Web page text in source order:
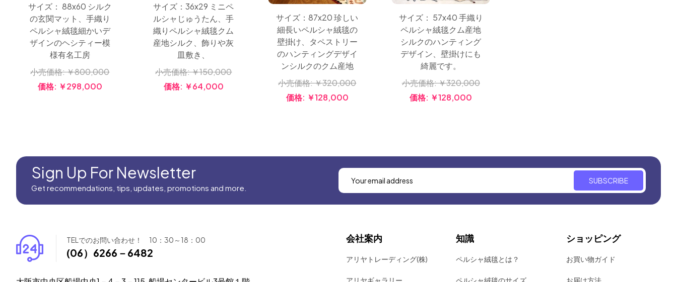
サイズ： 88x60 シルク
の玄関マット、手織り
ペルシャ絨毯細かいデ
ザインのヘシティー模
様有名工房
小売価格:￥800,000
価格: ￥298,000
サイズ：36x29 ミニペ
ルシャじゅうたん、手
織りペルシャ絨毯クム
産地シルク、飾りや灰
皿敷き、
小売価格:￥150,000
価格: ￥64,000
サイズ：87x20 珍しい
細長いペルシャ絨毯の
壁掛け、タペストリー
のハンティングデザイ
ンシルクのクム産地
小売価格:￥320,000
価格: ￥128,000
サイズ： 57x40 手織り
ペルシャ絨毯クム産地
シルクのハンティング
デザイン、壁掛けにも
綺麗です。
小売価格:￥320,000
価格: ￥128,000
Sign Up For Newsletter
Get recommendations, tips, updates, promotions and more.
SUBSCRIBE
TELでのお問い合わせ！ 10：30～18：00
(06）6266－6482
会社案内
アリヤトレーディング(株)
アリヤギャラリー
知識
ペルシャ絨毯とは？
ペルシャ絨毯のサイズ
ショッピング
お買い物ガイド
お届け方法